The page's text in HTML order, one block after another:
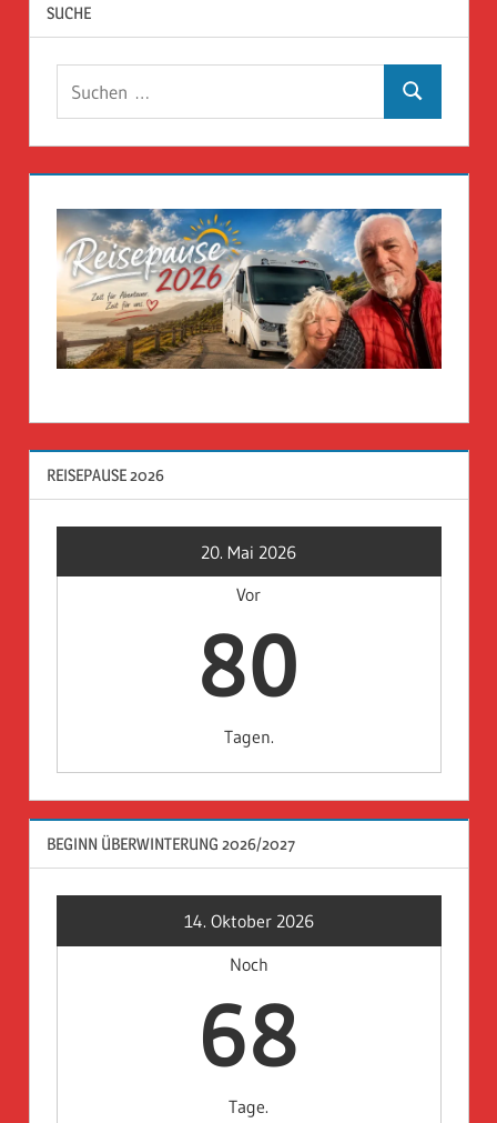
SUCHE
Suchen
REISEPAUSE 2026
20. Mai 2026
Vor
80
Tagen.
BEGINN ÜBERWINTERUNG 2026/2027
14. Oktober 2026
Noch
68
Tage.